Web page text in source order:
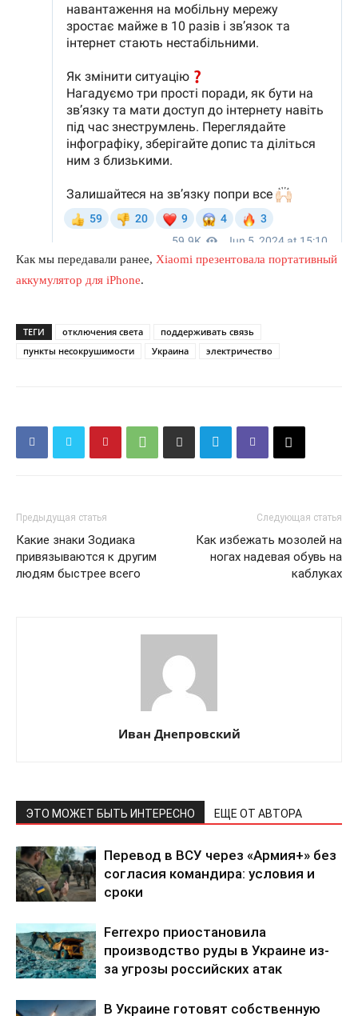
КавПолит
Как мы передавали ранее, Xiaomi презентовала портативный
аккумулятор для iPhone.
ТЕГИ отключения света
поддерживать связь
пункты несокрушимости
Украина электричество
Предыдущая статья
Какие знаки Зодиака
привязываются к другим
людям быстрее всего
Следующая статья
Как избежать мозолей на
ногах надевая обувь на
каблуках
Иван Днепровский
ЭТО МОЖЕТ БЫТЬ ИНТЕРЕСНО ЕЩЕ ОТ АВТОРА
Перевод в ВСУ через «Армия+» без
согласия командира: условия и
сроки
Ferrexpo приостановила
производство руды в Украине из-
за угрозы российских атак
В Украине готовят собственную